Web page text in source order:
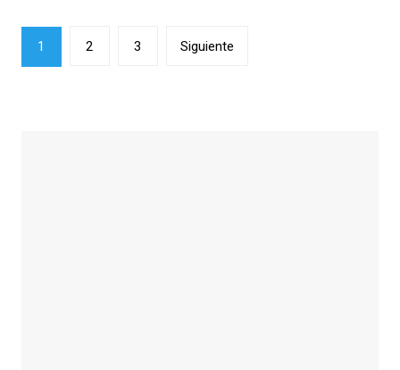
Paginación
de
1 2 3 Siguiente